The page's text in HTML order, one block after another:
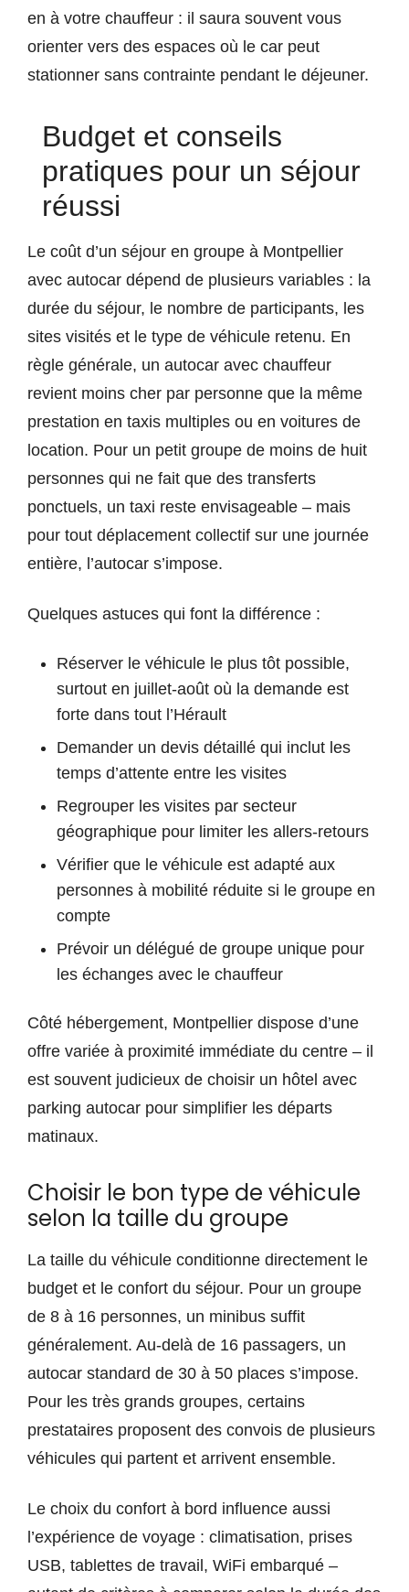
en à votre chauffeur : il saura souvent vous
orienter vers des espaces où le car peut
stationner sans contrainte pendant le déjeuner.
Budget et conseils
pratiques pour un séjour
réussi
Le coût d’un séjour en groupe à Montpellier
avec autocar dépend de plusieurs variables : la
durée du séjour, le nombre de participants, les
sites visités et le type de véhicule retenu. En
règle générale, un autocar avec chauffeur
revient moins cher par personne que la même
prestation en taxis multiples ou en voitures de
location. Pour un petit groupe de moins de huit
personnes qui ne fait que des transferts
ponctuels, un taxi reste envisageable – mais
pour tout déplacement collectif sur une journée
entière, l’autocar s’impose.
Quelques astuces qui font la différence :
Réserver le véhicule le plus tôt possible,
surtout en juillet-août où la demande est
forte dans tout l’Hérault
Demander un devis détaillé qui inclut les
temps d’attente entre les visites
Regrouper les visites par secteur
géographique pour limiter les allers-retours
Vérifier que le véhicule est adapté aux
personnes à mobilité réduite si le groupe en
compte
Prévoir un délégué de groupe unique pour
les échanges avec le chauffeur
Côté hébergement, Montpellier dispose d’une
offre variée à proximité immédiate du centre – il
est souvent judicieux de choisir un hôtel avec
parking autocar pour simplifier les départs
matinaux.
Choisir le bon type de véhicule
selon la taille du groupe
La taille du véhicule conditionne directement le
budget et le confort du séjour. Pour un groupe
de 8 à 16 personnes, un minibus suffit
généralement. Au-delà de 16 passagers, un
autocar standard de 30 à 50 places s’impose.
Pour les très grands groupes, certains
prestataires proposent des convois de plusieurs
véhicules qui partent et arrivent ensemble.
Le choix du confort à bord influence aussi
l’expérience de voyage : climatisation, prises
USB, tablettes de travail, WiFi embarqué –